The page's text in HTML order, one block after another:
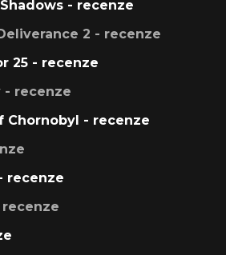
- recenze
2 - recenze
25 - recenze
- recenze
Chornobyl - recenze
recenze
recenze